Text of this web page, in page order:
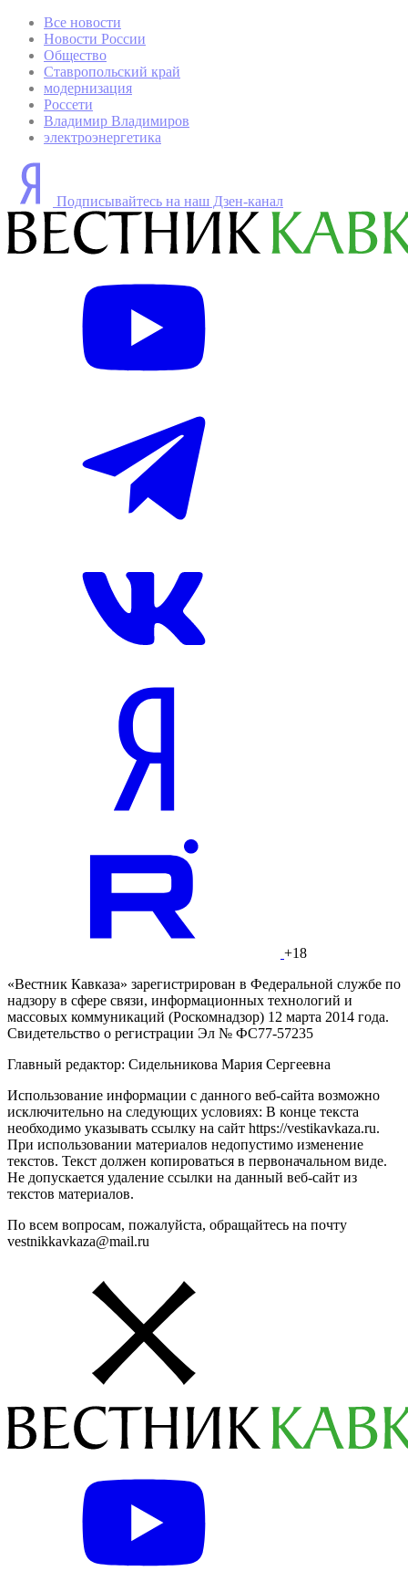
Все новости
Новости России
Общество
Ставропольский край
модернизация
Россети
Владимир Владимиров
электроэнергетика
Подписывайтесь на наш Дзен-канал
+18
«Вестник Кавказа» зарегистрирован в Федеральной службе по
надзору в сфере связи, информационных технологий и
массовых коммуникаций (Роскомнадзор) 12 марта 2014 года.
Свидетельство о регистрации Эл № ФС77-57235
Главный редактор: Сидельникова Мария Сергеевна
Использование информации с данного веб-сайта возможно
исключительно на следующих условиях: В конце текста
необходимо указывать ссылку на сайт https://vestikavkaza.ru.
При использовании материалов недопустимо изменение
текстов. Текст должен копироваться в первоначальном виде.
Не допускается удаление ссылки на данный веб-сайт из
текстов материалов.
По всем вопросам, пожалуйста, обращайтесь на почту
vestnikkavkaza@mail.ru